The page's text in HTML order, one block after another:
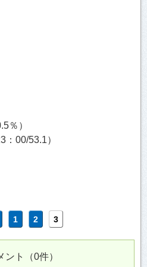
％）
00/53.1）
1 2 3
ント（0件）